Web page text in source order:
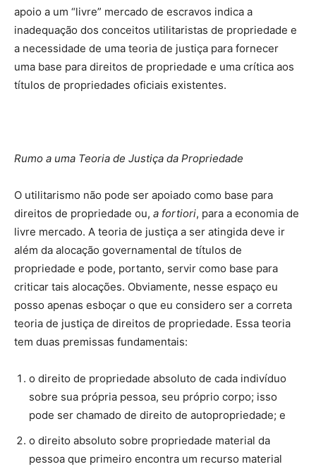
apoio a um “livre” mercado de escravos indica a
inadequação dos conceitos utilitaristas de propriedade e
a necessidade de uma teoria de justiça para fornecer
uma base para direitos de propriedade e uma crítica aos
títulos de propriedades oficiais existentes.
Rumo a uma Teoria de Justiça da Propriedade
O utilitarismo não pode ser apoiado como base para
direitos de propriedade ou, a fortiori, para a economia de
livre mercado. A teoria de justiça a ser atingida deve ir
além da alocação governamental de títulos de
propriedade e pode, portanto, servir como base para
criticar tais alocações. Obviamente, nesse espaço eu
posso apenas esboçar o que eu considero ser a correta
teoria de justiça de direitos de propriedade. Essa teoria
tem duas premissas fundamentais:
o direito de propriedade absoluto de cada indivíduo
sobre sua própria pessoa, seu próprio corpo; isso
pode ser chamado de direito de autopropriedade; e
o direito absoluto sobre propriedade material da
pessoa que primeiro encontra um recurso material